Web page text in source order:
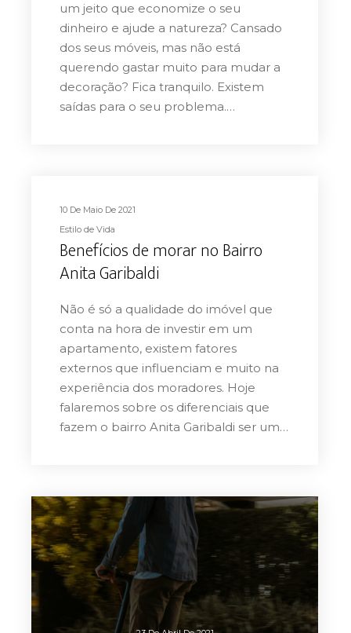
um jeito que economize o seu
dinheiro e ajude a natureza? Cansado
dos seus móveis, mas não está
querendo gastar muito para mudar a
decoração? Fica tranquilo. Existem
saídas para o seu problema.…
10 De Maio De 2021
Estilo de Vida
Benefícios de morar no Bairro
Anita Garibaldi
Não é só a qualidade do imóvel que
conta na hora de investir em um
apartamento, existem fatores
externos que influenciam e muito na
experiência dos moradores. Hoje
falaremos sobre os diferenciais que
fazem o bairro Anita Garibaldi ser um…